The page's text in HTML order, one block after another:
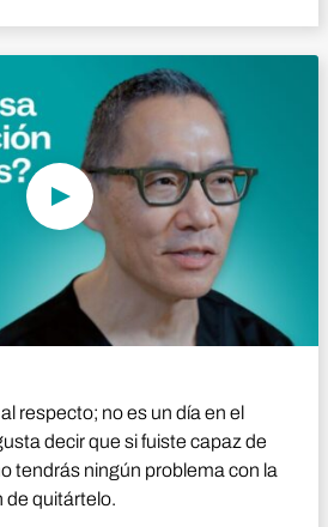
Reproducir vídeo
respecto; no es un día en el
decir que si fuiste capaz de
tendrás ningún problema con la
de quitártelo.